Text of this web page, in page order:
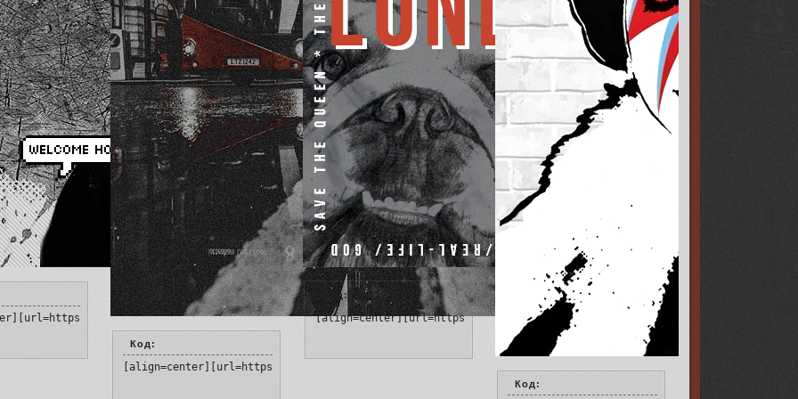
capital-queen.ru/][img]https://i.imgur.com/PtzxK0B.png[/img][/url][/align]
Код:
[align=center][url=https://capital-queen.ru/][img]https://i.imgur.com/OeOFBP3.jpg[/img][/url][/align]
Код:
[align=center][url=https://capital-queen.ru/][img]https://upforme.ru/
Код: